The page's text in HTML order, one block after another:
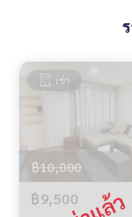
เช่า
฿10,000
฿9,500